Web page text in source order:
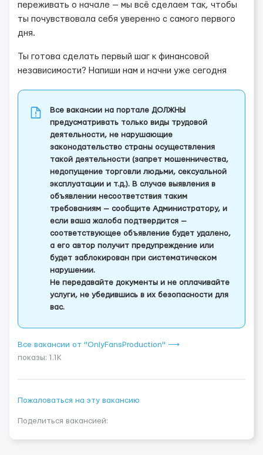
переживать о начале — мы всё сделаем так, чтобы
ты почувствовала себя уверенно с самого первого
дня.
Ты готова сделать первый шаг к финансовой
независимости? Напиши нам и начни уже сегодня
Все вакансии на портале ДОЛЖНЫ
предусматривать только виды трудовой
деятельности, не нарушающие
законодательство страны осуществления
такой деятельности (запрет мошенничества,
недопущение торговли людьми, сексуальной
эксплуатации и т.д.). В случае выявления в
объявлении несоответствия таким
требованиям — сообщите Администратору, и
если ваша жалоба подтвердится —
соответствующее объявление будет удалено,
а его автор получит предупреждение или
будет заблокирован при систематическом
нарушении.
Не передавайте документы и не оплачивайте
услуги, не убедившись в их безопасности для
вас.
Все вакансии от "OnlyFansProduction" ⟶
показы: 1.1K
Пожаловаться на эту вакансию
Поделиться вакансией: